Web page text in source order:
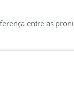
entre as